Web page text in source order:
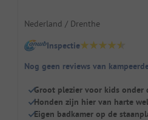
Nederland / Drenthe
Inspectie
Nog geen reviews van
Groot plezier voor kids onder
Honden zijn hier van harte
Eigen badkamer op de